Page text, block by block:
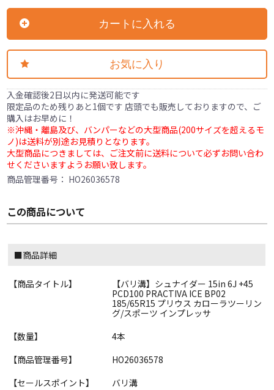
カートに入れる
お気に入り
入金確認後2日以内に発送可能です
限定品のため残りあと1個です 店頭でも販売しておりますので、ご
購入はお早めに！
※沖縄・離島及び、バンパーなどの大型商品(200サイズを超えるモ
ノ)は送料が別途お見積りとなります。
大型商品につきましては、ご注文前に送料について必ずお問い合わ
せくださいますようお願い致します。
商品管理番号： HO26036578
この商品について
■商品詳細
【商品タイトル】
【バリ溝】シュナイダー 15in 6J +45
PCD100 PRACTIVA ICE BP02
185/65R15 プリウス カローラツーリン
グ/スポーツ インプレッサ
【数量】
4本
【商品管理番号】
HO26036578
【セールスポイント】
バリ溝